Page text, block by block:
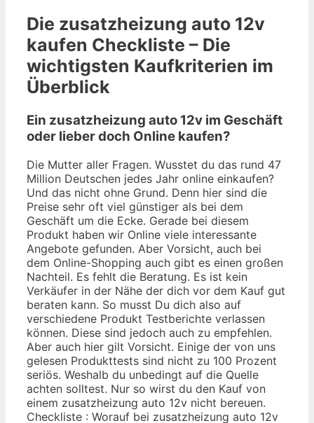
Die zusatzheizung auto 12v
kaufen Checkliste – Die
wichtigsten Kaufkriterien im
Überblick
Ein zusatzheizung auto 12v im Geschäft
oder lieber doch Online kaufen?
Die Mutter aller Fragen. Wusstet du das rund 47
Million Deutschen jedes Jahr online einkaufen?
Und das nicht ohne Grund. Denn hier sind die
Preise sehr oft viel günstiger als bei dem
Geschäft um die Ecke. Gerade bei diesem
Produkt haben wir Online viele interessante
Angebote gefunden. Aber Vorsicht, auch bei
dem Online-Shopping auch gibt es einen großen
Nachteil. Es fehlt die Beratung. Es ist kein
Verkäufer in der Nähe der dich vor dem Kauf gut
beraten kann. So musst Du dich also auf
verschiedene Produkt Testberichte verlassen
können. Diese sind jedoch auch zu empfehlen.
Aber auch hier gilt Vorsicht. Einige der von uns
gelesen Produkttests sind nicht zu 100 Prozent
seriös. Weshalb du unbedingt auf die Quelle
achten solltest. Nur so wirst du den Kauf von
einem zusatzheizung auto 12v nicht bereuen.
Checkliste : Worauf bei zusatzheizung auto 12v